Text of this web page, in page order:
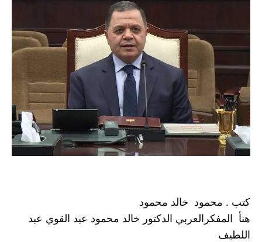
كتب . محمود  خالد محمود
اللطيف